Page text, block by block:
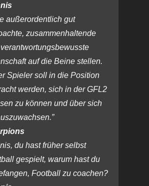
außerordentlich gut
zusammenhaltende
auf die Beine stellen.
Spieler soll in die Position
werden, sich in der GFL2
zu können und über sich
du hast früher selbst
gespielt, warum hast du
Football zu coachen?